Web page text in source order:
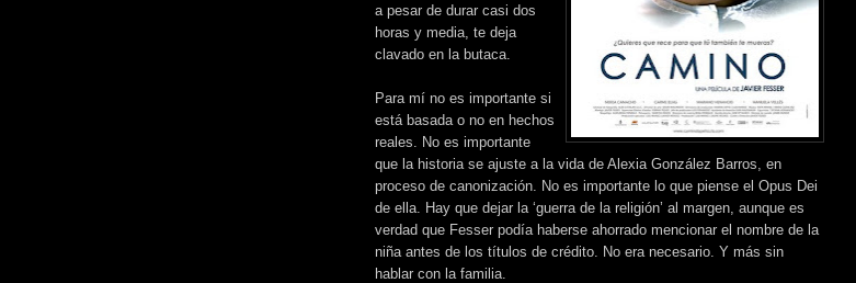
a pesar de durar casi dos
horas y media, te deja
clavado en la butaca.
Para mí no es importante si
está basada o no en hechos
reales. No es importante
que la historia se ajuste a la vida de Alexia González Barros, en
proceso de canonización. No es importante lo que piense el Opus Dei
de ella. Hay que dejar la ‘guerra de la religión’ al margen, aunque es
verdad que Fesser podía haberse ahorrado mencionar el nombre de la
niña antes de los títulos de crédito. No era necesario. Y más sin
hablar con la familia.